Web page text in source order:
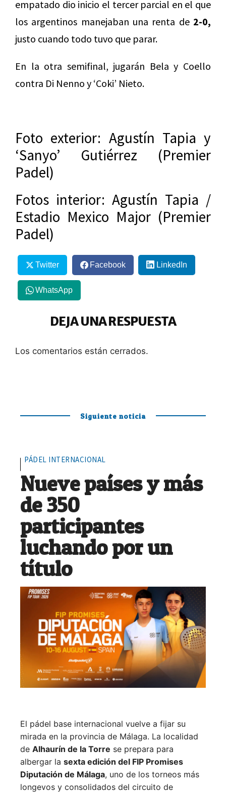
empatado dio inicio el tercer parcial en el que
los argentinos manejaban una renta de 2-0,
justo cuando todo tuvo que parar.
En la otra semifinal, jugarán Bela y Coello
contra Di Nenno y ‘Coki’ Nieto.
Foto exterior: Agustín Tapia y
‘Sanyo’ Gutiérrez (Premier
Padel)
Fotos interior: Agustín Tapia /
Estadio Mexico Major (Premier
Padel)
Twitter Facebook LinkedIn
WhatsApp
DEJA UNA RESPUESTA
Los comentarios están cerrados.
Siguiente noticia
PÁDEL INTERNACIONAL
Nueve países y más
de 350
participantes
luchando por un
título
El pádel base internacional vuelve a fijar su
mirada en la provincia de Málaga. La localidad
de Alhaurín de la Torre se prepara para
albergar la sexta edición del FIP Promises
Diputación de Málaga, uno de los torneos más
longevos y consolidados del circuito de